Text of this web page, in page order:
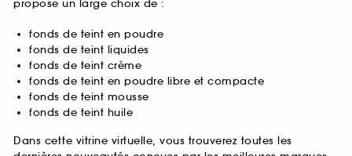
propose un large choix de :
fonds de teint en poudre
fonds de teint liquides
fonds de teint crème
fonds de teint en poudre libre et compacte
fonds de teint mousse
fonds de teint huile
Dans cette vitrine virtuelle, vous trouverez toutes les